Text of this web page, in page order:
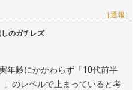
［通報］
のガチレズ
年齢にかかわらず「10代前半
」のレベルで止まっていると考